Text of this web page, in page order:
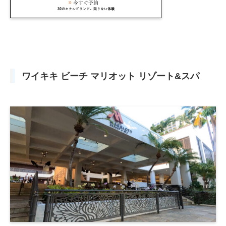
ワイキキ ビーチ マリオット リゾート&スパ